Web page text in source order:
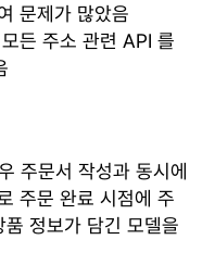
문제가 많았음
든 주소 관련 API 를
주문서 작성과 동시에
주문 완료 시점에 주
정보가 담긴 모델을